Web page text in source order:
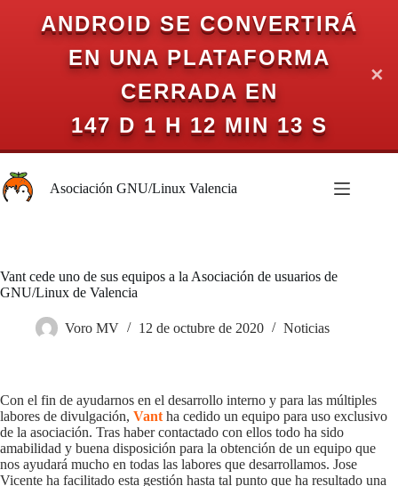
ANDROID SE CONVERTIRÁ
EN UNA PLATAFORMA
CERRADA EN
147 D 1 H 12 MIN 13 S
✕
al
contenidoAsociación GNU/Linux Valencia
Vant cede uno de sus equipos a la Asociación de usuarios de
GNU/Linux de Valencia
Voro MV 12 de octubre de 2020 Noticias
Con el fin de ayudarnos en el desarrollo interno y para las múltiples
labores de divulgación, Vant ha cedido un equipo para uso exclusivo
de la asociación. Tras haber contactado con ellos todo ha sido
amabilidad y buena disposición para la obtención de un equipo que
nos ayudará mucho en todas las labores que desarrollamos. Jose
Vicente ha facilitado esta gestión hasta tal punto que ha resultado una